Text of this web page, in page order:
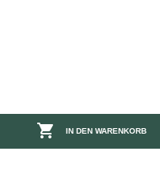
 IN DEN WARENKORB